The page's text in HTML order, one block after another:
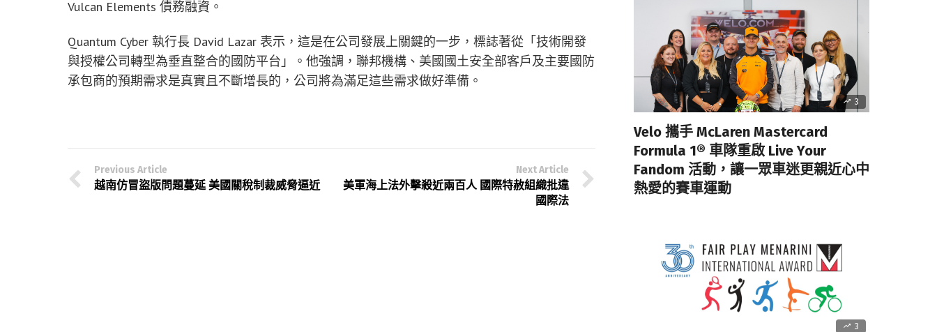
Vulcan Elements 債務融資。
Quantum Cyber 執行長 David Lazar 表示，這是在公司發展上關鍵的一步，標誌著從「技術開發
與授權公司轉型為垂直整合的國防平台」。他強調，聯邦機構、美國國土安全部客戶及主要國防
承包商的預期需求是真實且不斷增長的，公司將為滿足這些需求做好準備。
Previous Article
越南仿冒盜版問題蔓延 美國關稅制裁威脅逼近
Next Article
美軍海上法外擊殺近兩百人 國際特赦組織批違
國際法
3
Velo 攜手 McLaren Mastercard
Formula 1® 車隊重啟 Live Your
Fandom 活動，讓一眾車迷更親近心中
熱愛的賽車運動
3